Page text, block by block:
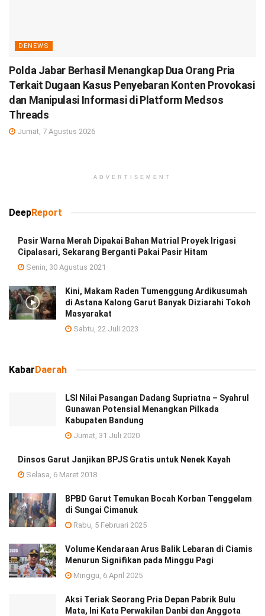
DENEWS
Polda Jabar Berhasil Menangkap Dua Orang Pria
Terkait Dugaan Kasus Penyebaran Konten Provokasi
dan Manipulasi Informasi di Platform Medsos
Threads
Jumat, 7 Agustus 2026
ADVERTISEMENT
DeepReport
Pasir Warna Merah Dipakai Bahan Matrial Proyek Irigasi
Cipalasari, Sekarang Berganti Pakai Pasir Hitam
Senin, 30 Agustus 2021
Kini, Makam Raden Tumenggung Ardikusumah
di Astana Kalong Garut Banyak Diziarahi Tokoh
Masyarakat
Sabtu, 22 Juli 2023
KabarDaerah
LSI Nilai Pasangan Dadang Supriatna – Syahrul
Gunawan Potensial Menangkan Pilkada
Kabupaten Bandung
Jumat, 31 Juli 2020
Dinsos Garut Janjikan BPJS Gratis untuk Nenek Kayah
Selasa, 6 Maret 2018
BPBD Garut Temukan Bocah Korban Tenggelam
di Sungai Cimanuk
Rabu, 5 Februari 2025
Volume Kendaraan Arus Balik Lebaran di Ciamis
Menurun Signifikan pada Minggu Pagi
Minggu, 6 April 2025
Aksi Teriak Seorang Pria Depan Pabrik Bulu
Mata, Ini Kata Perwakilan Danbi dan Anggota